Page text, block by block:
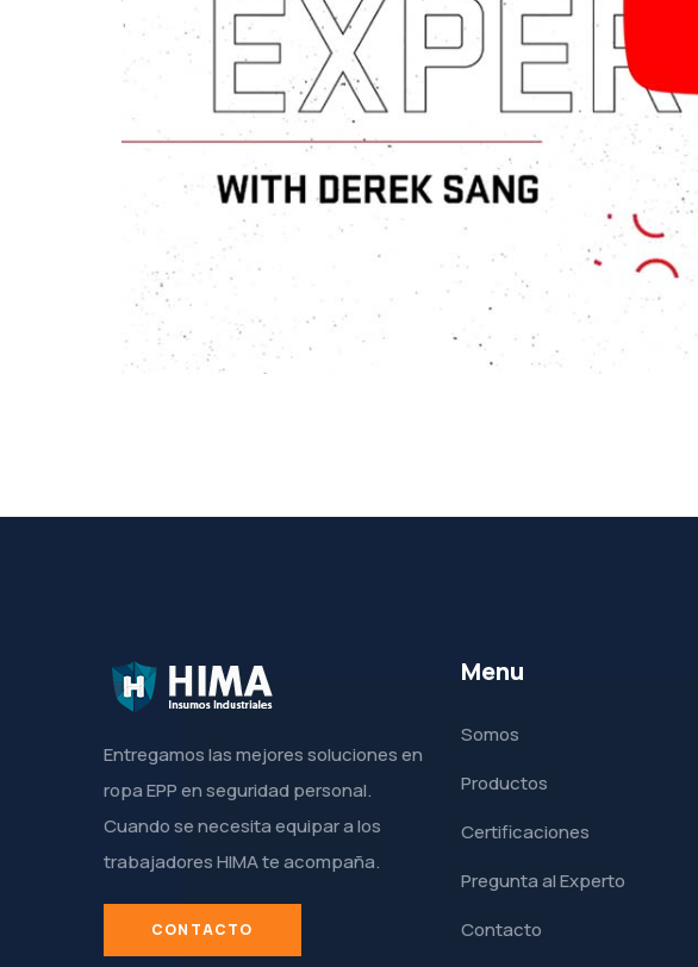
Entregamos las mejores soluciones en
ropa EPP en seguridad personal.
Cuando se necesita equipar a los
trabajadores HIMA te acompaña.
CONTACTO
Menu
Somos
Productos
Certificaciones
Pregunta al Experto
Contacto